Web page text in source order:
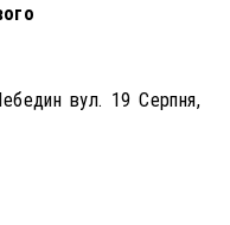
вул. 19 Серпня,